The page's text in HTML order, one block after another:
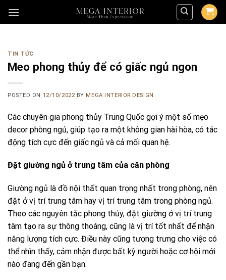
TIN TỨC
Meo phong thủy để có giấc ngủ ngon
POSTED ON 12/10/2022 BY MEGA INTERIOR DESIGN
Các chuyên gia phong thủy Trung Quốc gợi ý một số mẹo
decor phòng ngủ, giúp tạo ra một không gian hài hòa, có tác
động tích cực đến giấc ngủ và cả mối quan hệ.
Đặt giường ngủ ở trung tâm của căn phòng
Giường ngủ là đồ nội thất quan trọng nhất trong phòng, nên
đặt ở vị trí trung tâm hay vị trí trung tâm trong phòng ngủ.
Theo các nguyên tắc phong thủy, đặt giường ở vị trí trung
tâm tạo ra sự thông thoáng, cũng là vị trí tốt nhất để nhận
năng lượng tích cực. Điều này cũng tượng trưng cho việc có
thể nhìn thấy, cảm nhận được bất kỳ người hoặc cơ hội mới
nào đang đến gần bạn.